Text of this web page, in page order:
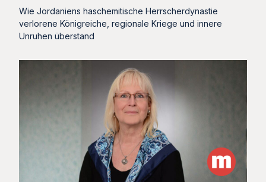
Wie Jordaniens haschemitische Herrscherdynastie
verlorene Königreiche, regionale Kriege und innere
Unruhen überstand